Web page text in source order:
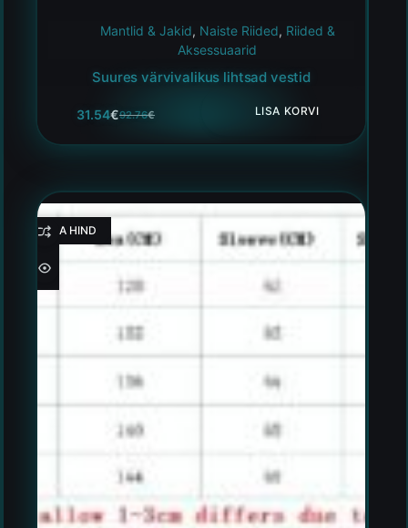
Mantlid & Jakid, Naiste Riided, Riided &
Aksessuaarid
Suures värvivalikus lihtsad vestid
92.76€
31.54€ LISA KORVI
HEA HIND